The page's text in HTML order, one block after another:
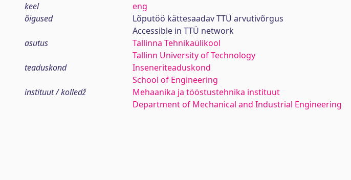
keel
eng
õigused
Lõputöö kättesaadav TTÜ arvutivõrgus
Accessible in TTÜ network
asutus
Tallinna Tehnikaülikool
Tallinn University of Technology
teaduskond
Inseneriteaduskond
School of Engineering
instituut / kolledž
Mehaanika ja tööstustehnika instituut
Department of Mechanical and Industrial Engineering